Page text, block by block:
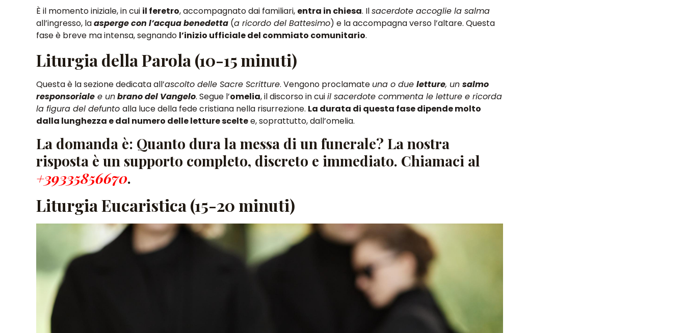
È il momento iniziale, in cui il feretro, accompagnato dai familiari, entra in chiesa. Ilsacerdote accoglie la salma
all’ingresso, laasperge con l’acqua benedetta (a ricordo del Battesimo) e la accompagna verso l’altare. Questa
fase è breve ma intensa, segnando l’inizio ufficiale del commiato comunitario.
Liturgia della Parola (10-15 minuti)
Questa è la sezione dedicata all’ascolto delle Sacre Scritture. Vengono proclamate una o dueletture, unsalmo
responsoriale e unbrano del Vangelo. Segue l’omelia, il discorso in cuiil sacerdote commenta le letture e ricorda
la figura del defuntoalla luce della fede cristiana nella risurrezione. La durata di questa fase dipende molto
dalla lunghezza e dal numero delle letture sceltee, soprattutto, dall’omelia.
La domanda è: Quanto dura la messa di un funerale? La nostra
risposta è un supporto completo, discreto e immediato. Chiamaci al
+39335856670.
Liturgia Eucaristica (15-20 minuti)